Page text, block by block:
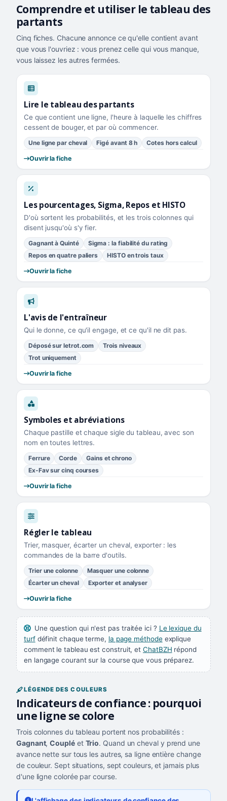
Comprendre et utiliser le tableau des
partants
Cinq fiches. Chacune annonce ce qu'elle contient avant
que vous l'ouvriez : vous prenez celle qui vous manque,
vous laissez les autres fermées.
Lire le tableau des partants
Ce que contient une ligne, l'heure à laquelle les chiffres
cessent de bouger, et par où commencer.
Une ligne par cheval Figé avant 8 h Cotes hors calcul
Ouvrir la fiche
Les pourcentages, Sigma, Repos et HISTO
D'où sortent les probabilités, et les trois colonnes qui
disent jusqu'où s'y fier.
Gagnant à Quinté
Sigma : la fiabilité du rating
Repos en quatre paliers
HISTO en trois taux
Ouvrir la fiche
L'avis de l'entraîneur
Qui le donne, ce qu'il engage, et ce qu'il ne dit pas.
Déposé sur letrot.com
Trois niveaux
Trot uniquement
Ouvrir la fiche
Symboles et abréviations
Chaque pastille et chaque sigle du tableau, avec son
nom en toutes lettres.
Ferrure Corde
Gains et chrono
Ex-Fav sur cinq courses
Ouvrir la fiche
Régler le tableau
Trier, masquer, écarter un cheval, exporter : les
commandes de la barre d'outils.
Trier une colonne
Masquer une colonne
Écarter un cheval
Exporter et analyser
Ouvrir la fiche
Une question qui n'est pas traitée ici ? Le lexique du
turfdéfinit chaque terme, la page méthodeexplique
comment le tableau est construit, etChatBZH répond
en langage courant sur la course que vous préparez.
LÉGENDE DES COULEURS
Indicateurs de confiance : pourquoi
une ligne se colore
Trois colonnes du tableau portent nos probabilités :
Gagnant,Coupléet Trio. Quand un cheval y prend une
avance nette sur tous les autres, sa ligne entière change
de couleur. Sept situations, sept couleurs, et jamais plus
d'une ligne colorée par course.